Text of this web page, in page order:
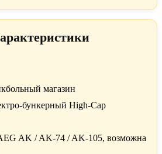
магазин
бункерный High-Cap
AK / AK-74 / AK-105, возможна